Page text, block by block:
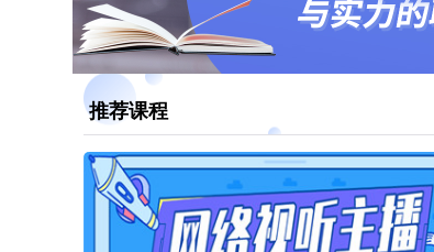
推荐课程